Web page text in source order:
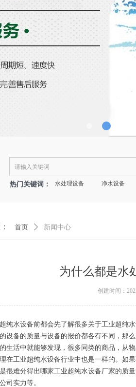
热门关键词： 水处理设备 净水设备
首页 ꄲ 新闻中心
为什么都是水
创建时间：
纯水设备前都会先了解很多关于工业超纯
设备的质量与设备的报价都各有不同，
生活中就能够发现，很多同类的商品，从
在工业超纯水设备行业中也是一样的。如
很难分得出哪家工业超纯水设备厂家的质
公司实力等。